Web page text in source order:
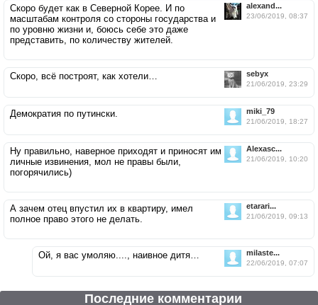
alexand...
23/06/2019, 08:37
Скоро будет как в Северной Корее. И по
масштабам контроля со стороны государства и
по уровню жизни и, боюсь себе это даже
представить, по количеству жителей.
sebyx
21/06/2019, 23:29
Скоро, всё построят, как хотели…
miki_79
21/06/2019, 18:27
Демократия по путински.
Alexasc...
21/06/2019, 10:20
Ну правильно, наверное приходят и приносят им
личные извинения, мол не правы были,
погорячились)
etarari...
21/06/2019, 09:13
А зачем отец впустил их в квартиру, имел
полное право этого не делать.
milaste...
22/06/2019, 07:07
Ой, я вас умоляю...., наивное дитя…
Последние комментарии